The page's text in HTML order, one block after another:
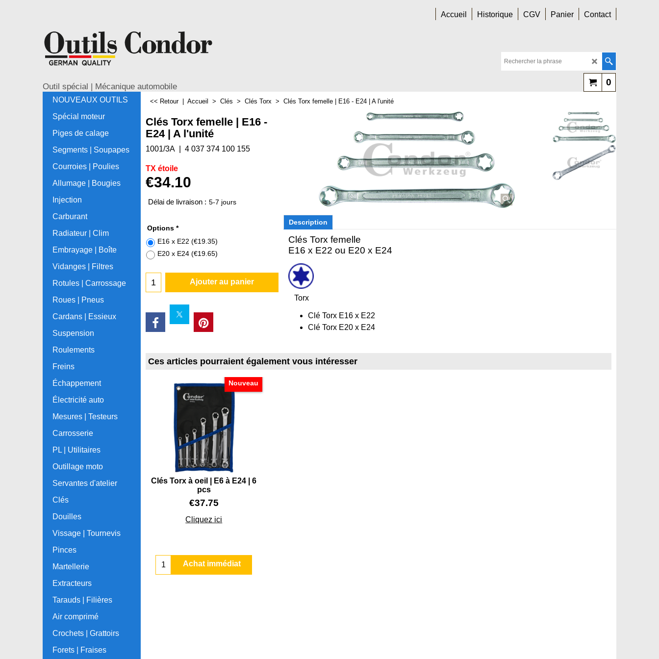
Accueil Historique CGV Panier Contact
Outil spécial | Mécanique automobile 0
NOUVEAUX OUTILS
Spécial moteur
Piges de calage
Segments | Soupapes
Courroies | Poulies
Allumage | Bougies
Injection
Carburant
Radiateur | Clim
Embrayage | Boîte
Vidanges | Filtres
Rotules | Carrossage
Roues | Pneus
Cardans | Essieux
Suspension
Roulements
Freins
Échappement
Électricité auto
Mesures | Testeurs
Carrosserie
PL | Utilitaires
Outillage moto
Servantes d'atelier
Clés
Douilles
Vissage | Tournevis
Pinces
Martellerie
Extracteurs
Tarauds | Filières
Air comprimé
Crochets | Grattoirs
Forets | Fraises
<< Retour Accueil > Clés > Clés Torx > Clés Torx femelle | E16 - E24 | A l'unité
Clés Torx femelle | E16 -
E24 | A l'unité
1001/3A 4 037 374 100 155
TX étoile
€34.10
Délai de livraison : 5-7 jours
Options *
E16 x E22 (€19.35)
E20 x E24 (€19.65)
Ajouter au panier
Description
Clés Torx femelle
E16 x E22 ou E20 x E24
Torx
Clé Torx E16 x E22
Clé Torx E20 x E24
Ces articles pourraient également vous intéresser
Nouveau
Clés Torx à oeil | E6 à E24 | 6
pcs
€37.75
Cliquez ici
Achat immédiat